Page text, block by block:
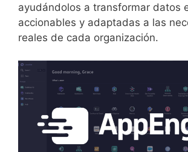
ayudándolos a transformar datos
accionables y adaptadas a las
reales de cada organización.